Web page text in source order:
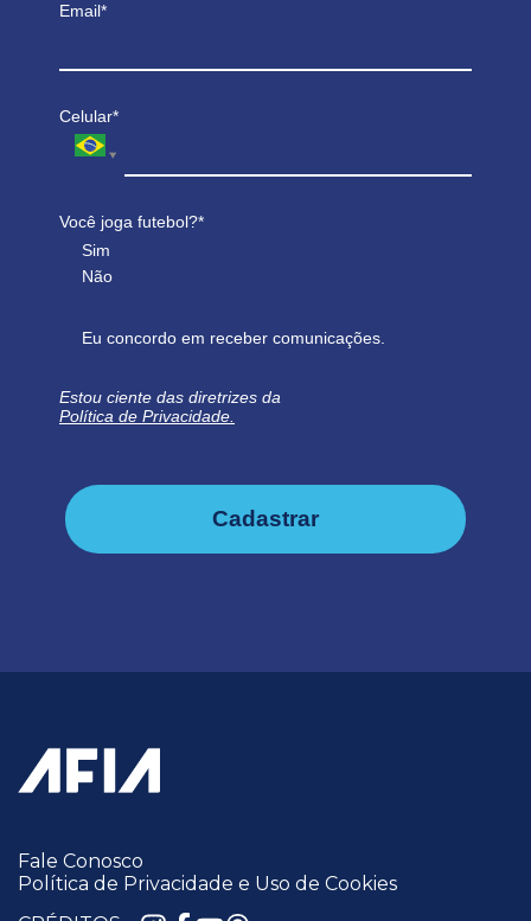
Email*
Celular*
Você joga futebol?*
Sim
Não
Eu concordo em receber comunicações.
Estou ciente das diretrizes da
Política de Privacidade.
Cadastrar
Fale Conosco
Política de Privacidade e Uso de Cookies